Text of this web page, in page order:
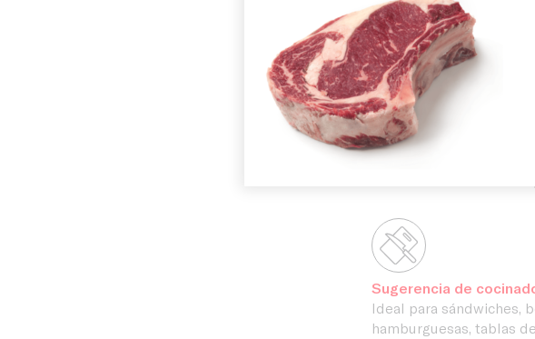
Historia
Instalaciones
opción ideal para
culinarias tanto en
En Càrnia
calidad profesional
soluciones
de restaurantes,
Sugerencia de
Ideal para sándwiches,
hamburguesas, tablas